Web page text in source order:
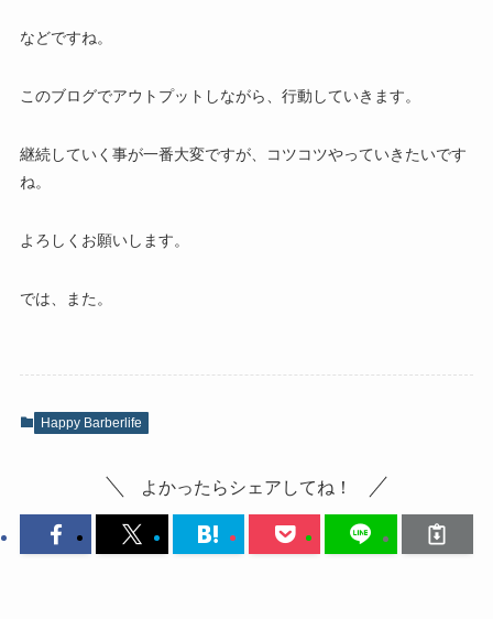
などですね。
このブログでアウトプットしながら、行動していきます。
継続していく事が一番大変ですが、コツコツやっていきたいです
ね。
よろしくお願いします。
では、また。
Happy Barberlife
よかったらシェアしてね！